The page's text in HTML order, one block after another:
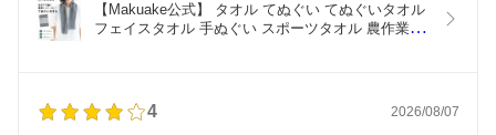
【Makuake公式】 タオル てぬぐい てぬぐいタオル
フェイスタオル 手ぬぐい スポーツタオル 農作業 ア
4 2026/08/07